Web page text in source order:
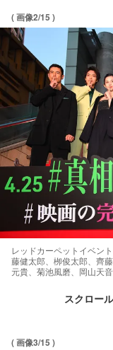
( 画像2/15 )
レッドカーペットイベン
藤健太郎、栁俊太郎、齊
元貴、菊池風磨、岡山天
スクロー
( 画像3/15 )